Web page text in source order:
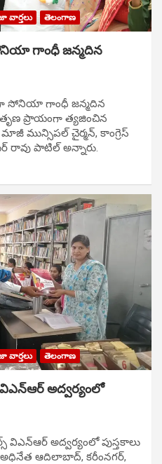
వార్తలు తెలంగాణ
గాంధీ జ‌న్మ‌దిన
సోనియా గాంధీ జ‌న్మ‌దిన
తృణ ప్రాయంగా త్య‌జించిన
మున్సిప‌ల్ చైర్మ‌న్, కాంగ్రెస్
రావు పాటిల్ అన్నారు.
వార్తలు తెలంగాణ
విఎన్ఆర్ అద్వర్యంలో
అద్వర్యంలో పుస్తకాలు
అధినేత ఆదిలాబాద్, కరీంనగర్,